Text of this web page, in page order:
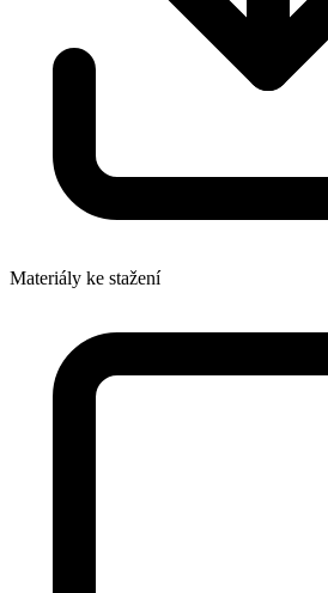
Materiály ke stažení